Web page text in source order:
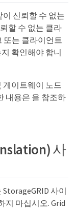
신뢰할 수 없는
할 수 없는 클라
또는 클라이언트
확인해야 합니
게이트웨이 노드
내용은 을 참조하
사
사이
지 마십시오. Grid